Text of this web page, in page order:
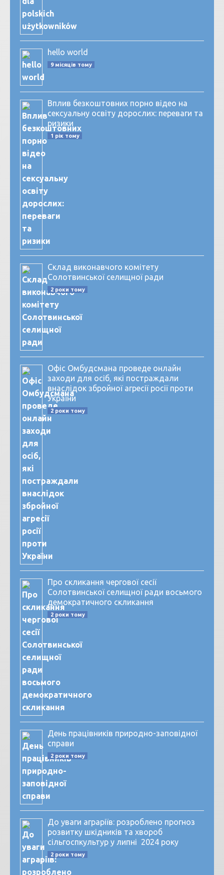
hello world
9 місяців тому
Вплив безкоштовних порно відео на
сексуальну освіту дорослих: переваги та
ризики
1 рік тому
Склад виконавчого комітету
Солотвинської селищної ради
2 роки тому
Офіс Омбудсмана проведе онлайн
заходи для осіб, які постраждали
внаслідок збройної агресії росії проти
України
2 роки тому
Про скликання чергової сесії
Солотвинської селищної ради восьмого
демократичного скликання
2 роки тому
День працівників природно-заповідної
справи
2 роки тому
До уваги аграріїв: розроблено прогноз
розвитку шкідників та хвороб
сільгоспкультур у липні 2024 року
2 роки тому